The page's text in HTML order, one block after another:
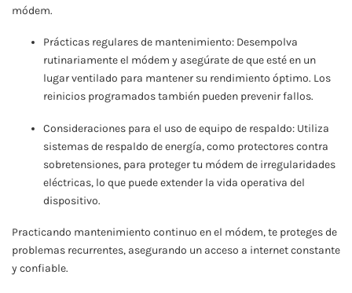
módem.
Prácticas regulares de mantenimiento: Desempolva
rutinariamente el módem y asegúrate de que esté en un
lugar ventilado para mantener su rendimiento óptimo. Los
reinicios programados también pueden prevenir fallos.
Consideraciones para el uso de equipo de respaldo: Utiliza
sistemas de respaldo de energía, como protectores contra
sobretensiones, para proteger tu módem de irregularidades
eléctricas, lo que puede extender la vida operativa del
dispositivo.
Practicando mantenimiento continuo en el módem, te proteges de
problemas recurrentes, asegurando un acceso a internet constante
y confiable.